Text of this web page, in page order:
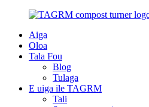
Aiga
Oloa
Tala Fou
Blog
Tulaga
E uiga ile TAGRM
Tali